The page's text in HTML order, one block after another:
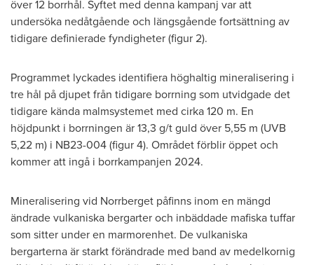
över 12 borrhål. Syftet med denna kampanj var att
undersöka nedåtgående och längsgående fortsättning av
tidigare definierade fyndigheter (figur 2).
Programmet lyckades identifiera höghaltig mineralisering i
tre hål på djupet från tidigare borrning som utvidgade det
tidigare kända malmsystemet med cirka120 m. En
höjdpunkt i borrningen är 13,3 g/t guld över 5,55 m (UVB
5,22 m) i NB23-004 (figur 4). Området förblir öppet och
kommer att ingå i borrkampanjen 2024.
Mineralisering vid Norrberget påfinns inom en mängd
ändrade vulkaniska bergarter och inbäddade mafiska tuffar
som sitter under en marmorenhet. De vulkaniska
bergarterna är starkt förändrade med band av medelkornig